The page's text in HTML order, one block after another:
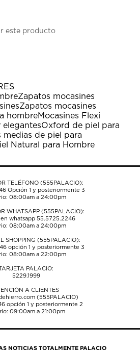
este producto
Zapatos mocasines
Zapatos mocasines
hombreMocasines Flexi
elegantesOxford de piel para
medias de piel para
Natural para Hombre
TELÉFONO (555PALACIO):
Opción 1 y posteriormente 3
08:00am a 24:00pm
WHATSAPP (555PALACIO):
whatsapp 55.5725.2246
08:00am a 24:00pm
SHOPPING (555PALACIO):
opción 1 y posteriormente 3
08:00am a 22:00pm
PALACIO:
5229.1999
A CLIENTES
(555PALACIO)
opción 1 y posteriormente 2
09:00am a 21:00pm
NOTICIAS TOTALMENTE PALACIO